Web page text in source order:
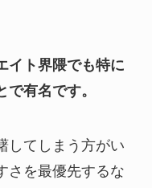
イト界隈でも特に
有名です。
してしまう方がい
さを最優先するな